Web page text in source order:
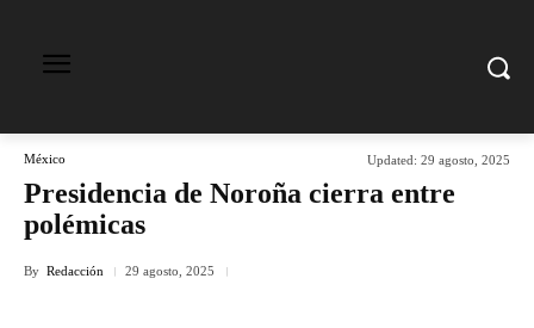
México Updated: 29 agosto, 2025
Presidencia de Noroña cierra entre
polémicas
By Redacción 29 agosto, 2025